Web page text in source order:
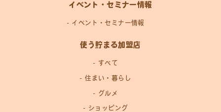
イベント・セミナー情報
イベント・セミナー情報
使う貯まる加盟店
すべて
住まい・暮らし
グルメ
ショッピング